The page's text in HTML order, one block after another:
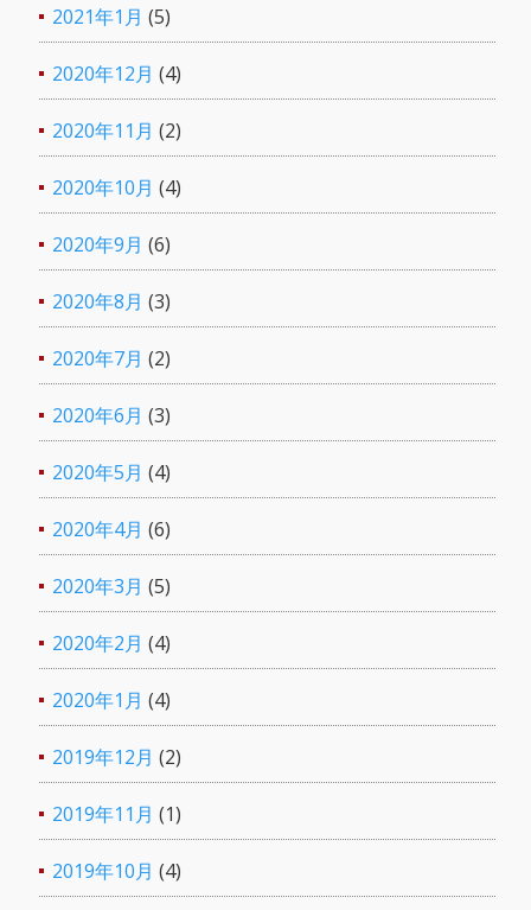
2021年1月 (5)
2020年12月 (4)
2020年11月 (2)
2020年10月 (4)
2020年9月 (6)
2020年8月 (3)
2020年7月 (2)
2020年6月 (3)
2020年5月 (4)
2020年4月 (6)
2020年3月 (5)
2020年2月 (4)
2020年1月 (4)
2019年12月 (2)
2019年11月 (1)
2019年10月 (4)